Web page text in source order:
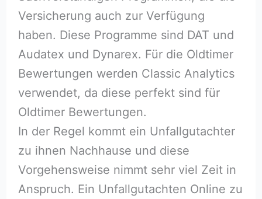
Versicherung auch zur Verfügung
haben. Diese Programme sind DAT und
Audatex und Dynarex. Für die Oldtimer
Bewertungen werden Classic Analytics
verwendet, da diese perfekt sind für
Oldtimer Bewertungen.
In der Regel kommt ein Unfallgutachter
zu ihnen Nachhause und diese
Vorgehensweise nimmt sehr viel Zeit in
Anspruch. Ein Unfallgutachten Online zu